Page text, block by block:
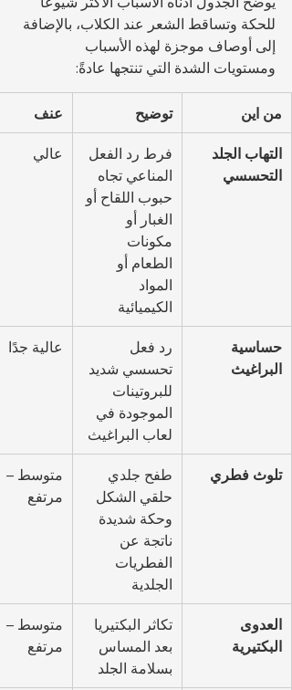
للحكة وتساقط الشعر عند الكلاب، بالإضافة
إلى أوصاف موجزة لهذه الأسباب
ومستويات الشدة التي تنتجها عادةً:
من اين توضيح عنف
التهاب الجلد
التحسسي
فرط رد الفعل
المناعي تجاه
حبوب اللقاح أو
الغبار أو
مكونات
الطعام أو
المواد
الكيميائية
عالي
حساسية
البراغيث
رد فعل
تحسسي شديد
للبروتينات
الموجودة في
لعاب البراغيث
عالية جدًا
تلوث فطري
طفح جلدي
حلقي الشكل
وحكة شديدة
ناتجة عن
الفطريات
الجلدية
متوسط –
مرتفع
العدوى
البكتيرية
تكاثر البكتيريا
بعد المساس
بسلامة الجلد
متوسط –
مرتفع